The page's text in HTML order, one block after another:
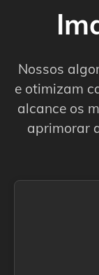
Nossos
e otimizam
alcance os
aprimorar